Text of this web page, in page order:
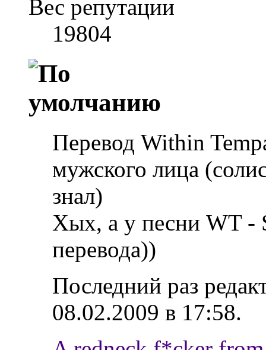
Вес репутации
19804
Перевод Within
мужского лица
знал)
Хых, а у песни WT -
перевода))
Последний раз
08.02.2009 в 17:58.